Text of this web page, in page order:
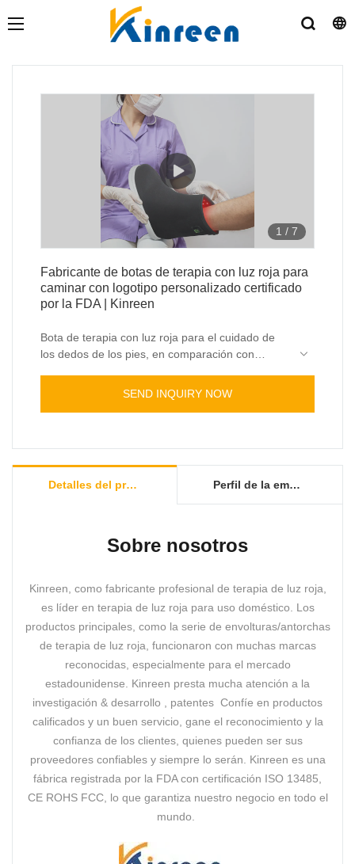
1 / 7
Fabricante de botas de terapia con luz roja para
caminar con logotipo personalizado certificado
por la FDA | Kinreen
Bota de terapia con luz roja para el cuidado de
los dedos de los pies, en comparación con
incomparables y sobresalientes en términos de
rendimiento, calidad, apariencia, etc., y goza de
de la bota de terapia con luz roja para el cuidado
de los dedos de los pies se pueden personalizar
Servicio personalizado como agregar su logotipo,
color de la perspectiva, caja de paquete
SEND INQUIRY NOW
Detalles del producto Perfil de la empresa
Sobre nosotros
Kinreen, como fabricante profesional de terapia de luz roja,
es líder en terapia de luz roja para uso doméstico. Los
productos principales, como la serie de envolturas/antorchas
de terapia de luz roja, funcionaron con muchas marcas
reconocidas, especialmente para el mercado
estadounidense. Kinreen presta mucha atención a la
investigación & desarrollo , patentes Confíe en productos
calificados y un buen servicio, gane el reconocimiento y la
confianza de los clientes, quienes pueden ser sus
proveedores confiables y siempre lo serán. Kinreen es una
fábrica registrada por la FDA con certificación ISO 13485,
CE ROHS FCC, lo que garantiza nuestro negocio en todo el
mundo.